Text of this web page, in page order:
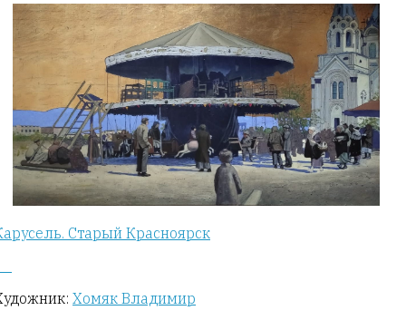
Старый Красноярск
Хомяк Владимир